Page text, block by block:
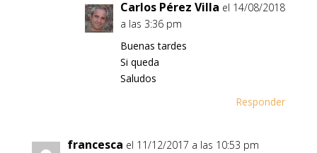
Carlos Pérez Villa el 14/08/2018
a las 3:36 pm
Buenas tardes
Si queda
Saludos
Responder
francesca el 11/12/2017 a las 10:53 pm